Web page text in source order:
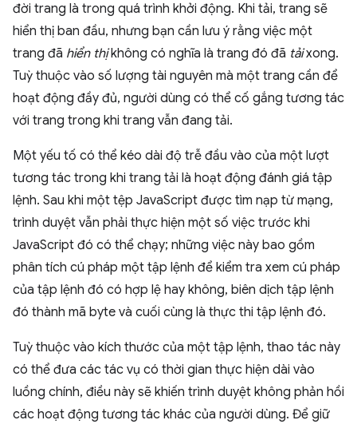
đời trang là trong quá trình khởi động. Khi tải, trang sẽ
hiển thị ban đầu, nhưng bạn cần lưu ý rằng việc một
trang đã hiển thịkhông có nghĩa là trang đó đã tảixong.
Tuỳ thuộc vào số lượng tài nguyên mà một trang cần để
hoạt động đầy đủ, người dùng có thể cố gắng tương tác
với trang trong khi trang vẫn đang tải.
Một yếu tố có thể kéo dài độ trễ đầu vào của một lượt
tương tác trong khi trang tải là hoạt động đánh giá tập
lệnh. Sau khi một tệp JavaScript được tìm nạp từ mạng,
trình duyệt vẫn phải thực hiện một số việc trước khi
JavaScript đó có thể chạy; những việc này bao gồm
phân tích cú pháp một tập lệnh để kiểm tra xem cú pháp
của tập lệnh đó có hợp lệ hay không, biên dịch tập lệnh
đó thành mã byte và cuối cùng là thực thi tập lệnh đó.
Tuỳ thuộc vào kích thước của một tập lệnh, thao tác này
có thể đưa các tác vụ có thời gian thực hiện dài vào
luồng chính, điều này sẽ khiến trình duyệt không phản hồi
các hoạt động tương tác khác của người dùng. Để giữ